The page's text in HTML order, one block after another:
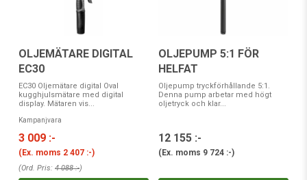
OLJEMÄTARE DIGITAL
EC30
EC30 Oljemätare digital Oval
kugghjulsmätare med digital
display. Mätaren vis...
Kampanjvara
3 009 :-
(Ex. moms 2 407 :-)
(Ord. Pris: 4 088 :-)
OLJEPUMP 5:1 FÖR
HELFAT
Oljepump tryckförhållande 5:1.
Denna pump arbetar med högt
oljetryck och klar...
12 155 :-
(Ex. moms 9 724 :-)